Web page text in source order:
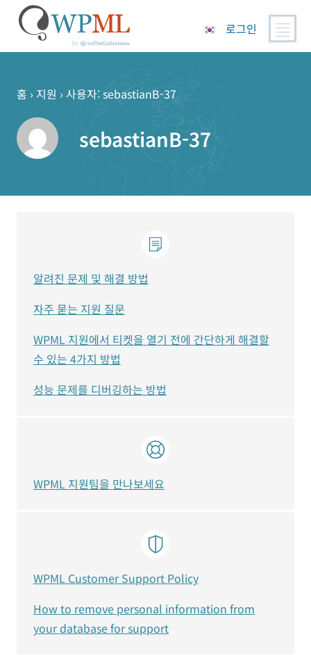
로그인
홈 › 지원 › 사용자: sebastianB-37
sebastianB-37
알려진 문제 및 해결 방법
자주 묻는 지원 질문
WPML 지원에서 티켓을 열기 전에 간단하게 해결할
수 있는 4가지 방법
성능 문제를 디버깅하는 방법
WPML 지원팀을 만나보세요
WPML Customer Support Policy
How to remove personal information from
your database for support